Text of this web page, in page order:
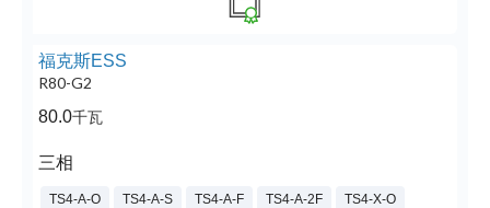
福克斯ESS
R80-G2
80.0千瓦
三相
TS4-A-O TS4-A-S TS4-A-F TS4-A-2F TS4-X-O